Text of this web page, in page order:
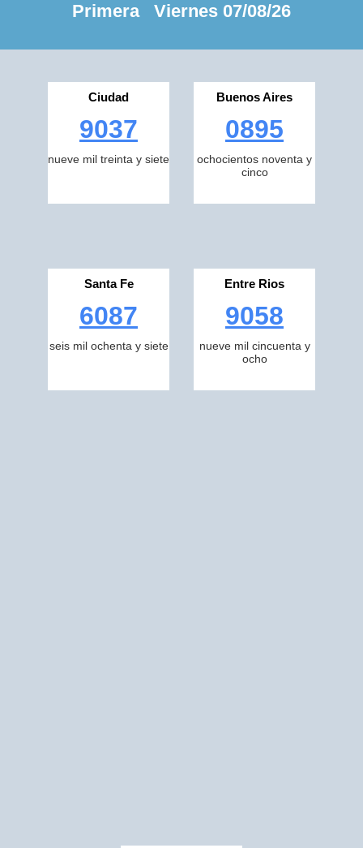
Primera Viernes 07/08/26
Ciudad
9037
nueve mil treinta y siete
Buenos Aires
0895
ochocientos noventa y
cinco
Santa Fe
6087
seis mil ochenta y siete
Entre Rios
9058
nueve mil cincuenta y
ocho